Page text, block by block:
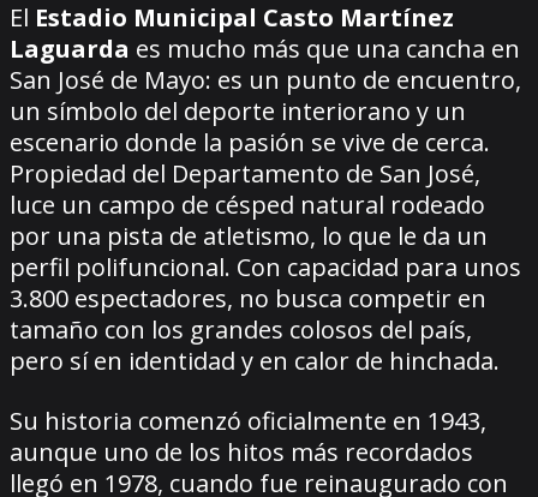
El Estadio Municipal Casto Martínez
Laguarda es mucho más que una cancha en
San José de Mayo: es un punto de encuentro,
un símbolo del deporte interiorano y un
escenario donde la pasión se vive de cerca.
Propiedad del Departamento de San José,
luce un campo de césped natural rodeado
por una pista de atletismo, lo que le da un
perfil polifuncional. Con capacidad para unos
3.800 espectadores, no busca competir en
tamaño con los grandes colosos del país,
pero sí en identidad y en calor de hinchada.
Su historia comenzó oficialmente en 1943,
aunque uno de los hitos más recordados
llegó en 1978, cuando fue reinaugurado con